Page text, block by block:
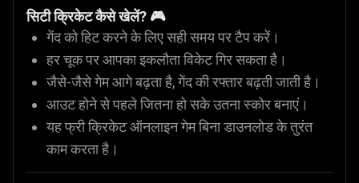
सिटी क्रिकेट कैसे खेलें? 🎮
गेंद को हिट करने के लिए सही समय पर टैप करें।
हर चूक पर आपका इकलौता विकेट गिर सकता है।
जैसे-जैसे गेम आगे बढ़ता है, गेंद की रफ्तार बढ़ती जाती है।
आउट होने से पहले जितना हो सके उतना स्कोर बनाएं।
यह फ्री क्रिकेट ऑनलाइन गेम बिना डाउनलोड के तुरंत
काम करता है।